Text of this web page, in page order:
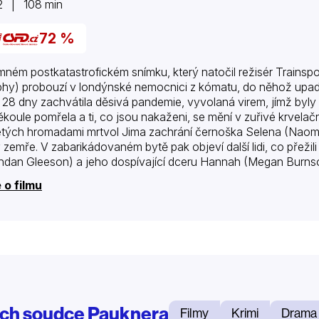
| 108 min
72 %
postkatastrofickém snímku, který natočil režisér
probouzí v londýnské nemocnici z kómatu, do něhož
dny zachvátila děsivá pandemie, vyvolaná virem, jímž
pomřela a ti, co jsou nakaženi, se mění v zuřivé
hromadami mrtvol Jima zachrání černoška Selena
zemře. V zabarikádovaném bytě pak objeví další lidi, co
Gleeson) a jeho dospívající dceru Hannah (Megan
narazí na vojáky, s nimiž nečekaně musí svést boj o…
o filmu
soudce Pauknera Filmy Krimi Drama